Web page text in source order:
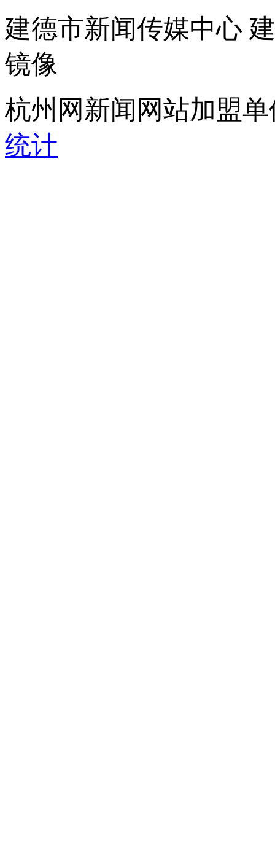
建德市新闻传媒中心
镜像
杭州网新闻网站加盟
统计